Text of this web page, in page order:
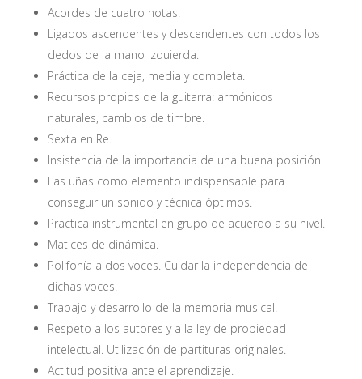
Acordes de cuatro notas.
Ligados ascendentes y descendentes con todos los
dedos de la mano izquierda.
Práctica de la ceja, media y completa.
Recursos propios de la guitarra: armónicos
naturales, cambios de timbre.
Sexta en Re.
Insistencia de la importancia de una buena posición.
Las uñas como elemento indispensable para
conseguir un sonido y técnica óptimos.
Practica instrumental en grupo de acuerdo a su nivel.
Matices de dinámica.
Polifonía a dos voces. Cuidar la independencia de
dichas voces.
Trabajo y desarrollo de la memoria musical.
Respeto a los autores y a la ley de propiedad
intelectual. Utilización de partituras originales.
Actitud positiva ante el aprendizaje.